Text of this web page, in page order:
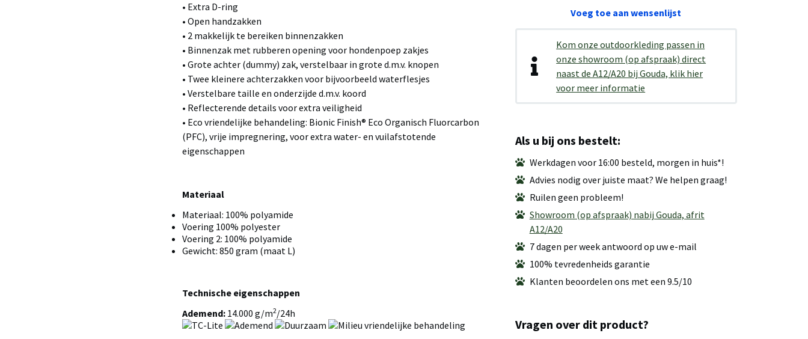
Voeg toe aan wensenlijst
Kom onze outdoorkleding passen in
onze showroom (op afspraak) direct
naast de A12/A20 bij Gouda, klik hier
voor meer informatie
• Extra D-ring
• Open handzakken
• 2 makkelijk te bereiken binnenzakken
• Binnenzak met rubberen opening voor hondenpoep zakjes
• Grote achter (dummy) zak, verstelbaar in grote d.m.v. knopen
• Twee kleinere achterzakken voor bijvoorbeeld waterflesjes
• Verstelbare taille en onderzijde d.m.v. koord
• Reflecterende details voor extra veiligheid
• Eco vriendelijke behandeling: Bionic Finish® Eco Organisch Fluorcarbon
(PFC), vrije impregnering, voor extra water- en vuilafstotende
eigenschappen
Materiaal
Materiaal: 100% polyamide
Voering 100% polyester
Voering 2: 100% polyamide
Gewicht: 850 gram (maat L)
Technische eigenschappen
Ademend:14.000 g/m2/24h
Als u bij ons bestelt:
Werkdagen voor 16:00 besteld, morgen in huis*!
Advies nodig over juiste maat? We helpen graag!
Ruilen geen probleem!
Showroom (op afspraak) nabij Gouda, afrit
A12/A20
7 dagen per week antwoord op uw e-mail
100% tevredenheids garantie
Klanten beoordelen ons met een 9.5/10
Vragen over dit product?